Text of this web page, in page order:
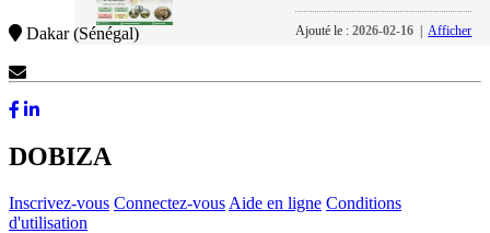
Ajouté le :2026-02-16 |Afficher
Dakar (Sénégal)
DOBIZA
Inscrivez-vous Connectez-vous Aide en ligne Conditions
d'utilisation